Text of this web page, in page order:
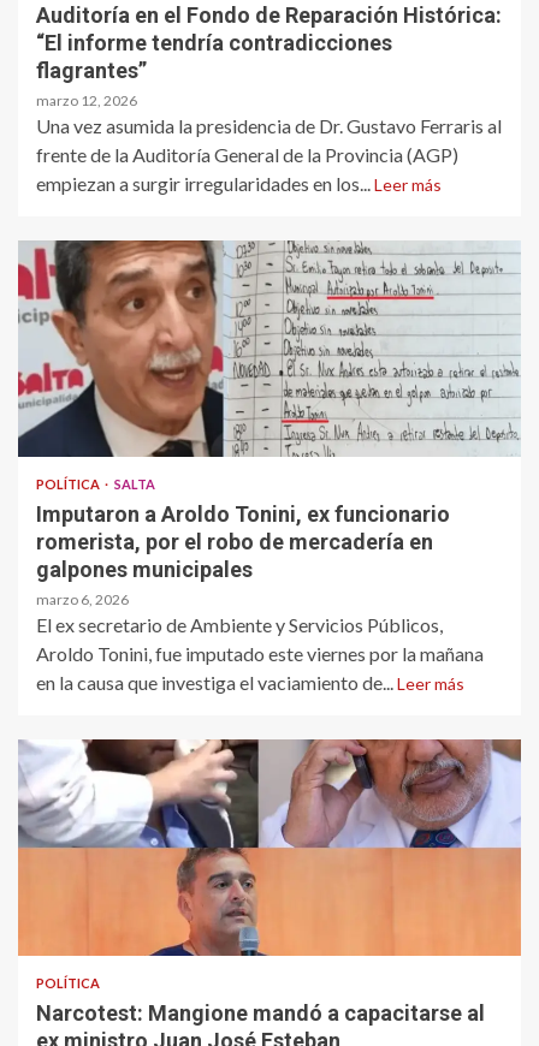
Auditoría en el Fondo de Reparación Histórica:
“El informe tendría contradicciones
flagrantes”
marzo 12, 2026
Una vez asumida la presidencia de Dr. Gustavo Ferraris al
frente de la Auditoría General de la Provincia (AGP)
empiezan a surgir irregularidades en los... Leer más
POLÍTICA SALTA
Imputaron a Aroldo Tonini, ex funcionario
romerista, por el robo de mercadería en
galpones municipales
marzo 6, 2026
El ex secretario de Ambiente y Servicios Públicos,
Aroldo Tonini, fue imputado este viernes por la mañana
en la causa que investiga el vaciamiento de... Leer más
POLÍTICA
Narcotest: Mangione mandó a capacitarse al
ex ministro Juan José Esteban